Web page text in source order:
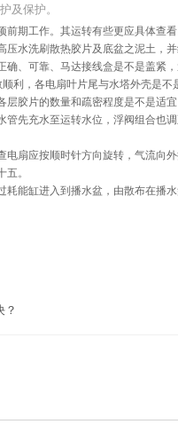
好处你都记住了吗？
及保护。
期工作。其运转有些更应具体查
压水洗刷散热胶片及底盆之泥土，
、可靠、马达接线盒是不是盖紧
利，各电扇叶片尾与水塔外壳是不
胶片的数量和疏密程度是不是适
先充水至运转水位，浮阀组合也
扇应按顺时针方向旋转，气流向
。
能缸进入到播水盆，由散布在播
？